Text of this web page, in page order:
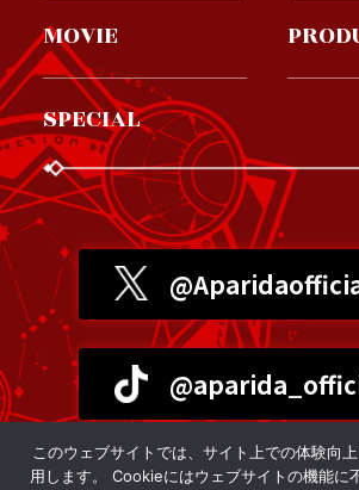
MOVIE
SPECIAL
プライバシーポリシー
このウェブサイトでは、サイト上での体験向
用します。 Cookieにはウェブサイトの機能に